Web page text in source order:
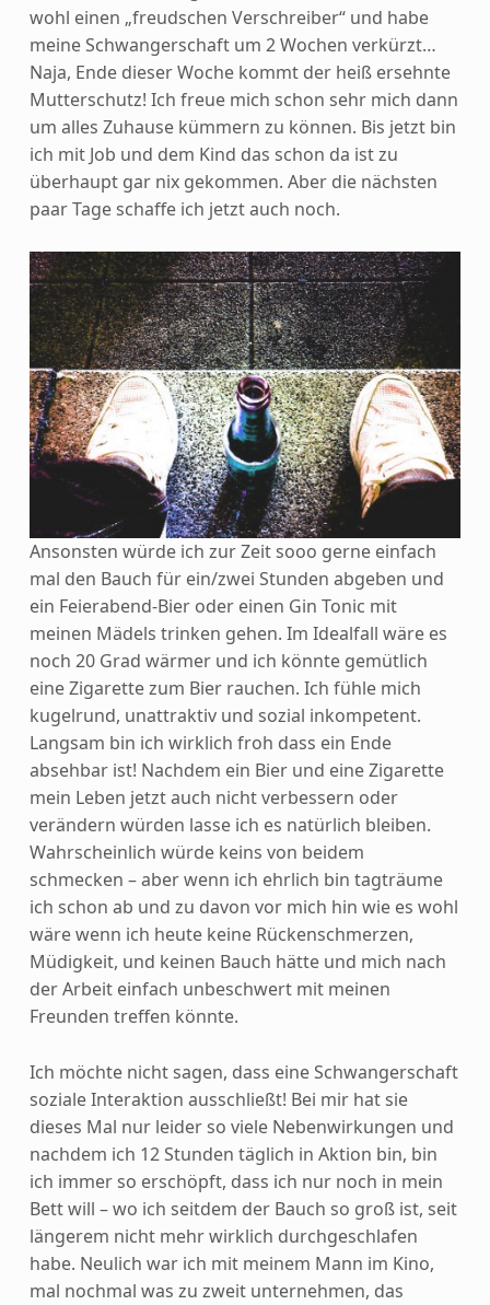
wohl einen „freudschen Verschreiber“ und habe
meine Schwangerschaft um 2 Wochen verkürzt…
Naja, Ende dieser Woche kommt der heiß ersehnte
Mutterschutz! Ich freue mich schon sehr mich dann
um alles Zuhause kümmern zu können. Bis jetzt bin
ich mit Job und dem Kind das schon da ist zu
überhaupt gar nix gekommen. Aber die nächsten
paar Tage schaffe ich jetzt auch noch.
Ansonsten würde ich zur Zeit sooo gerne einfach
mal den Bauch für ein/zwei Stunden abgeben und
ein Feierabend-Bier oder einen Gin Tonic mit
meinen Mädels trinken gehen. Im Idealfall wäre es
noch 20 Grad wärmer und ich könnte gemütlich
eine Zigarette zum Bier rauchen. Ich fühle mich
kugelrund, unattraktiv und sozial inkompetent.
Langsam bin ich wirklich froh dass ein Ende
absehbar ist! Nachdem ein Bier und eine Zigarette
mein Leben jetzt auch nicht verbessern oder
verändern würden lasse ich es natürlich bleiben.
Wahrscheinlich würde keins von beidem
schmecken – aber wenn ich ehrlich bin tagträume
ich schon ab und zu davon vor mich hin wie es wohl
wäre wenn ich heute keine Rückenschmerzen,
Müdigkeit, und keinen Bauch hätte und mich nach
der Arbeit einfach unbeschwert mit meinen
Freunden treffen könnte.
Ich möchte nicht sagen, dass eine Schwangerschaft
soziale Interaktion ausschließt! Bei mir hat sie
dieses Mal nur leider so viele Nebenwirkungen und
nachdem ich 12 Stunden täglich in Aktion bin, bin
ich immer so erschöpft, dass ich nur noch in mein
Bett will – wo ich seitdem der Bauch so groß ist, seit
längerem nicht mehr wirklich durchgeschlafen
habe. Neulich war ich mit meinem Mann im Kino,
mal nochmal was zu zweit unternehmen, das